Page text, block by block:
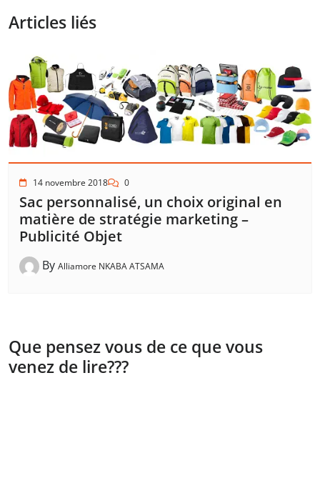
Articles liés
14 novembre 2018 0
Sac personnalisé, un choix original en
matière de stratégie marketing –
Publicité Objet
By Alliamore NKABA ATSAMA
Que pensez vous de ce que vous
venez de lire???